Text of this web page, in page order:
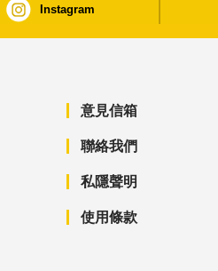
Instagram
意見信箱
聯絡我們
私隱聲明
使用條款